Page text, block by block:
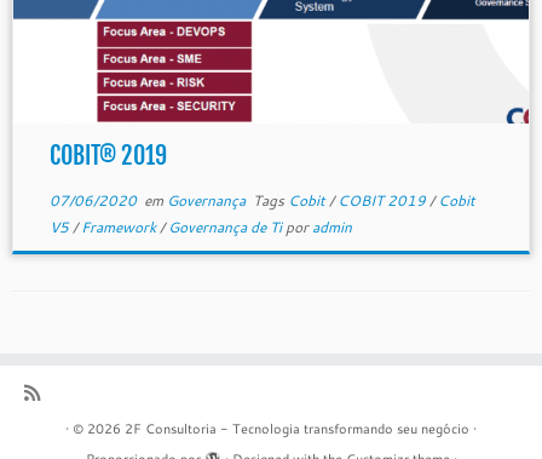
COBIT® 2019
07/06/2020em Governança Tags Cobit/COBIT 2019/Cobit
V5/Framework/Governança de Tiporadmin
· © 2026 2F Consultoria - Tecnologia transformando seu negócio ·